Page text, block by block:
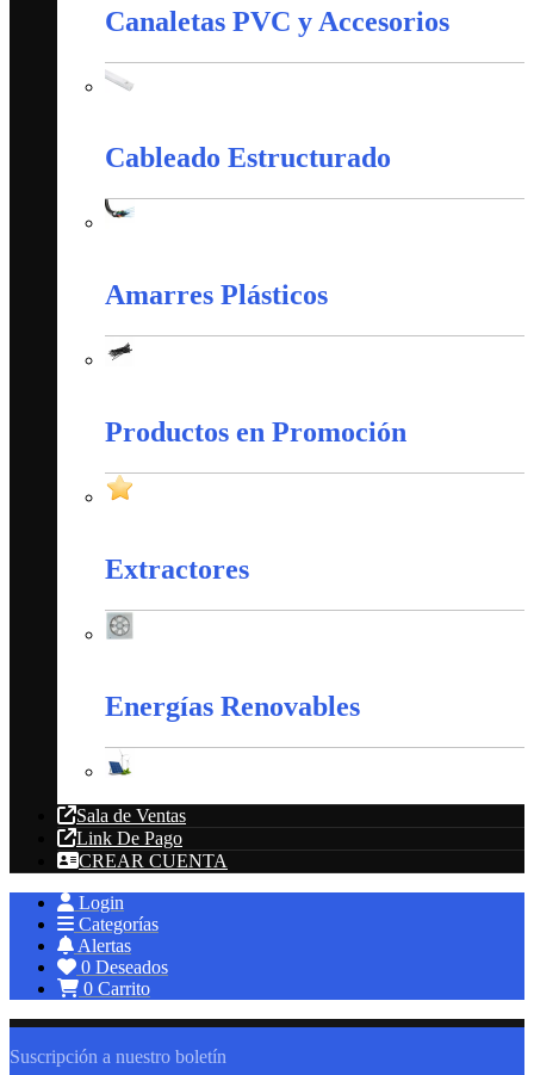
Canaletas PVC y Accesorios
Cableado Estructurado
Amarres Plásticos
Productos en Promoción
Extractores
Energías Renovables
Sala de Ventas
Link De Pago
CREAR CUENTA
Login
Categorías
Alertas
0 Deseados
0 Carrito
Suscripción a nuestro boletín